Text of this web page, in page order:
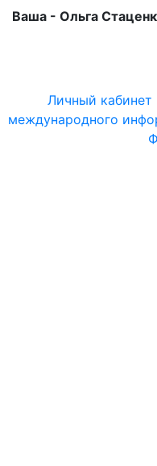
Ваша - Ольга
Личный кабинет
международного